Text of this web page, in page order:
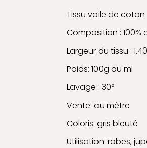
Tissu voile de coton
Composition : 100%
Largeur du tissu :
Poids: 100g au ml
Lavage : 30°
Vente: au mètre
Coloris: gris bleuté
Utilisation: robes,